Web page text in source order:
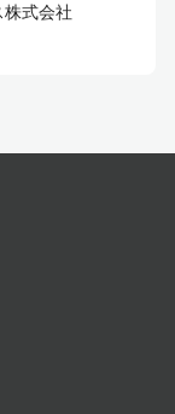
株式会社